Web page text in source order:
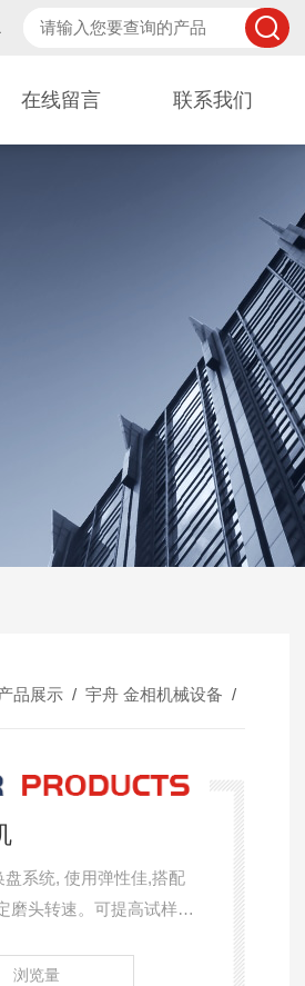
在线留言 联系我们
品展示 / 宇舟 金相机械设备 /
盘系统, 使用弹性佳,搭配
磨头转速。可提高试样的
浏览量